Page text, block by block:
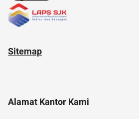
Sitemap
Alamat Kantor Kami